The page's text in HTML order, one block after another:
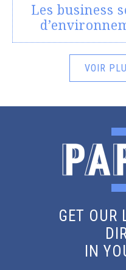
Les business
VOIR
GET OUR
IN